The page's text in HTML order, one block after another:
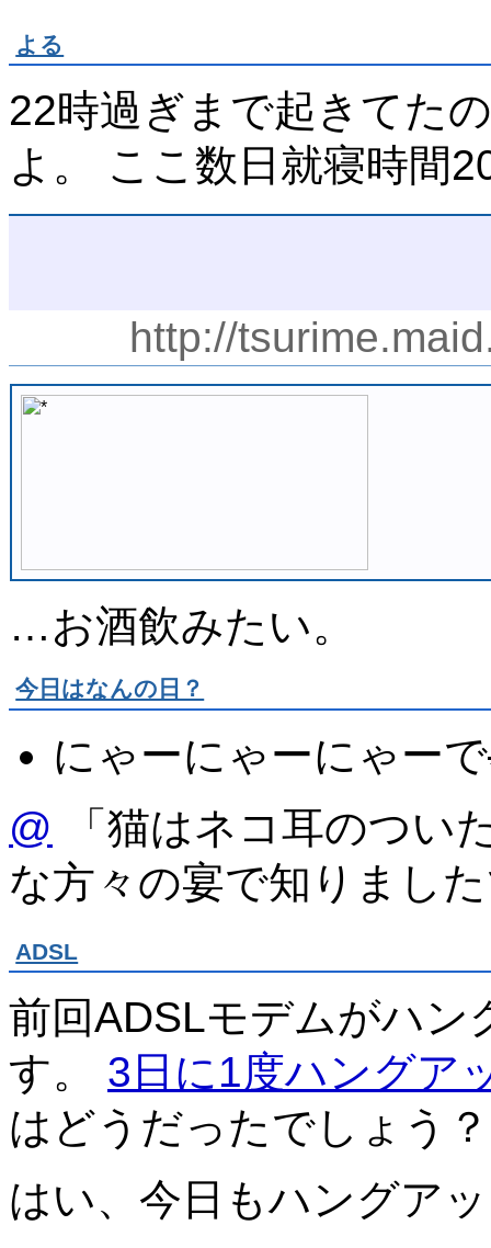
よる
22時過ぎまで起きてた
よ。 ここ数日就寝時間
http://
…お酒飲みたい。
今日はなんの日？
にゃーにゃーにゃーで
@ 「猫はネコ耳のつい
な方々の宴で知りまし
ADSL
前回ADSLモデムがハン
す。 3日に1度ハングア
はどうだったでしょう
はい、今日もハングア